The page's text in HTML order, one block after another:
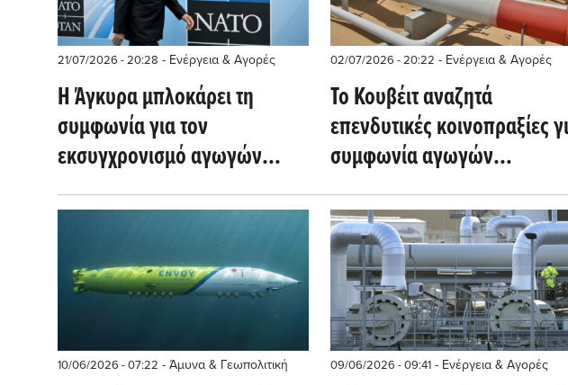
21/07/2026 - 20:28 - Ενέργεια & Αγορές
Η Άγκυρα μπλοκάρει τη
συμφωνία για τον
εκσυγχρονισμό αγωγών
καυσίμων του ΝΑΤΟ
02/07/2026 - 20:22 - Ενέργεια & Αγορές
Το Κουβέιτ αναζητά
επενδυτικές κοινοπραξίες
συμφωνία αγωγών
πετρελαίου ύψους 7 δισ.
δολαρίων
10/06/2026 - 07:22 - Άμυνα & Γεωπολιτική 09/06/2026 - 09:41 - Ενέργεια & Αγορές